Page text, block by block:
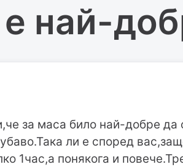
най-
за маса било най-добре
ли е според
1час,а понякога и